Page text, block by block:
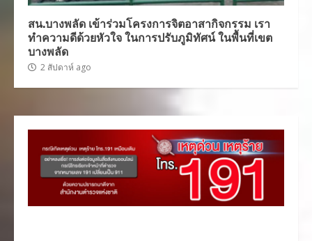
สน.บางพลัด เข้าร่วมโครงการจิตอาสากิจกรรม เรา
ทำความดีด้วยหัวใจ ในการปรับภูมิทัศน์ ในพื้นที่เขต
บางพลัด
2 สัปดาห์ ago